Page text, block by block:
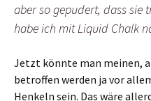
aber so gepudert, dass sie
habe ich mit Liquid Chalk
Jetzt könnte man meinen,
betroffen werden ja vor
Henkeln sein. Das wäre